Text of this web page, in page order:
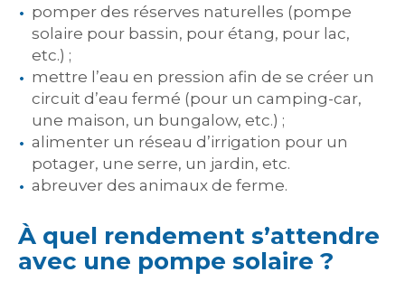
pomper des réserves naturelles (pompe
solaire pour bassin, pour étang, pour lac,
etc.) ;
mettre l’eau en pression afin de se créer un
circuit d’eau fermé (pour un camping-car,
une maison, un bungalow, etc.) ;
alimenter un réseau d’irrigation pour un
potager, une serre, un jardin, etc.
abreuver des animaux de ferme.
À quel rendement s’attendre
avec une pompe solaire ?